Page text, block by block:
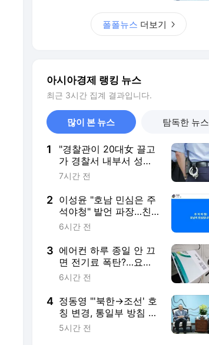
폴폴뉴스 더보기
아시아경제 랭킹 뉴스
최근 3시간 집계 결과입니다.
많이 본 뉴스 탐독한 뉴스
1
"경찰관이 20대女 끌고
가 경찰서 내부서 성폭
행"…직원 78명 직무정
슨 일이
7시간 전
2 이성윤 "호남 민심은 주
석야청" 발언 파장…친
명 "처절한 역사를 말장
6시간 전
3 에어컨 하루 종일 안 끄
면 전기료 폭탄?…요금
아끼는 핵심은 '450㎾h'
6시간 전
4 정동영 "'북한→조선' 호
칭 변경, 통일부 방침 아
냐…공론화가 먼저"
5시간 전